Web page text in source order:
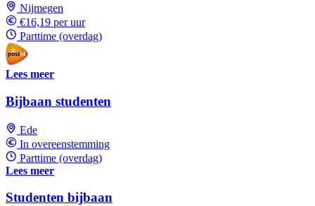
Nijmegen
€16,19 per uur
Parttime (overdag)
Lees meer
Bijbaan studenten
Ede
In overeenstemming
Parttime (overdag)
Lees meer
Studenten bijbaan